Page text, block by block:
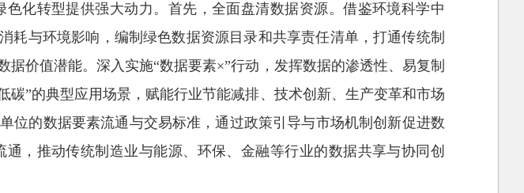
化转型提供强大动力。首先，全面盘清数据资源。借鉴环境科学中
耗与环境影响，编制绿色数据资源目录和共享责任清单，打通传统制
价值潜能。深入实施“数据要素×”行动，发挥数据的渗透性、易复制
”的典型应用场景，赋能行业节能减排、技术创新、生产变革和市场
位的数据要素流通与交易标准，通过政策引导与市场机制创新促进数
，推动传统制造业与能源、环保、金融等行业的数据共享与协同创